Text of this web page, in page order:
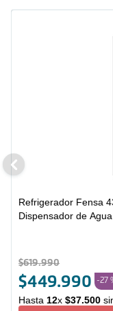
Refrigerador Fensa
Dispensador de
$619.990
$449.990 -27
Hasta 12x $37.500